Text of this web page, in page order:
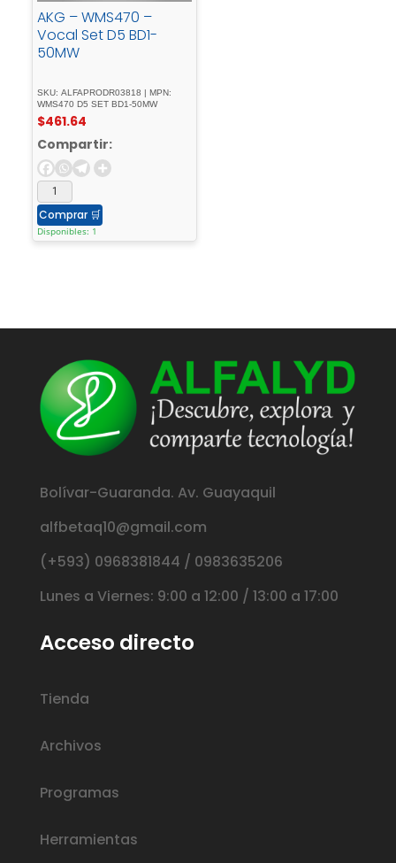
AKG – WMS470 –
Vocal Set D5 BD1-
50MW
SKU: ALFAPRODR03818 | MPN:
WMS470 D5 SET BD1-50MW
$461.64
Compartir:
Comprar 🛒
Disponibles: 1
Bolívar-Guaranda. Av. Guayaquil
alfbetaq10@gmail.com
(+593) 0968381844 / 0983635206
Lunes a Viernes: 9:00 a 12:00 / 13:00 a 17:00
Acceso directo
Tienda
Archivos
Programas
Herramientas